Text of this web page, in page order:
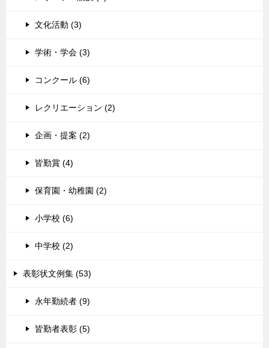
文化活動 (3)
学術・学会 (3)
コンクール (6)
レクリエーション (2)
企画・提案 (2)
皆勤賞 (4)
保育園・幼稚園 (2)
小学校 (6)
中学校 (2)
表彰状文例集 (53)
永年勤続者 (9)
皆勤者表彰 (5)